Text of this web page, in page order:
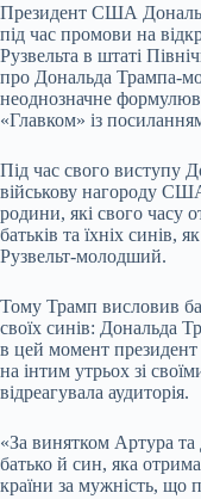
Президент США
під час промови на
Рузвельта в штаті
про Дональда Трампа-
неоднозначне
«Главком» із
Під час свого виступу
військову нагороду
родини, які свого часу
батьків та їхніх синів,
Рузвельт-молодший.
Тому Трамп висловив
своїх синів: Дональда
в цей момент
на інтим утрьох зі
відреагувала аудиторія.
«За винятком Артура
батько й син, яка
країни за мужність, що